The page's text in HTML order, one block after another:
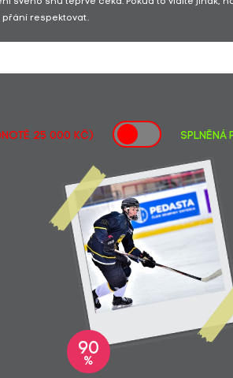
svého snu teprve čeká. Pokud to vidíte jinak,
přání respektovat.
25 000 Kč)
90
%